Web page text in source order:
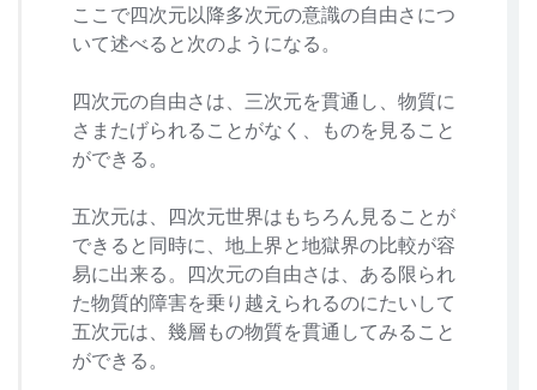
ここで四次元以降多次元の意識の自由さにつ
いて述べると次のようになる。
四次元の自由さは、三次元を貫通し、物質に
さまたげられることがなく、ものを見ること
ができる。
五次元は、四次元世界はもちろん見ることが
できると同時に、地上界と地獄界の比較が容
易に出来る。四次元の自由さは、ある限られ
た物質的障害を乗り越えられるのにたいして
五次元は、幾層もの物質を貫通してみること
ができる。